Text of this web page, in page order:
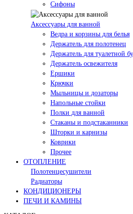
Сифоны
Аксессуары для ванной
Ведра и корзины для белья
Держатель для полотенец
Держатель для туалетной
Держатель освежителя
Ершики
Крючки
Мыльницы и дозаторы
Напольные стойки
Полки для ванной
Стаканы и подстаканники
Шторки и карнизы
Коврики
Прочее
ОТОПЛЕНИЕ
Полотенцесушители
Радиаторы
КОНДИЦИОНЕРЫ
ПЕЧИ И КАМИНЫ